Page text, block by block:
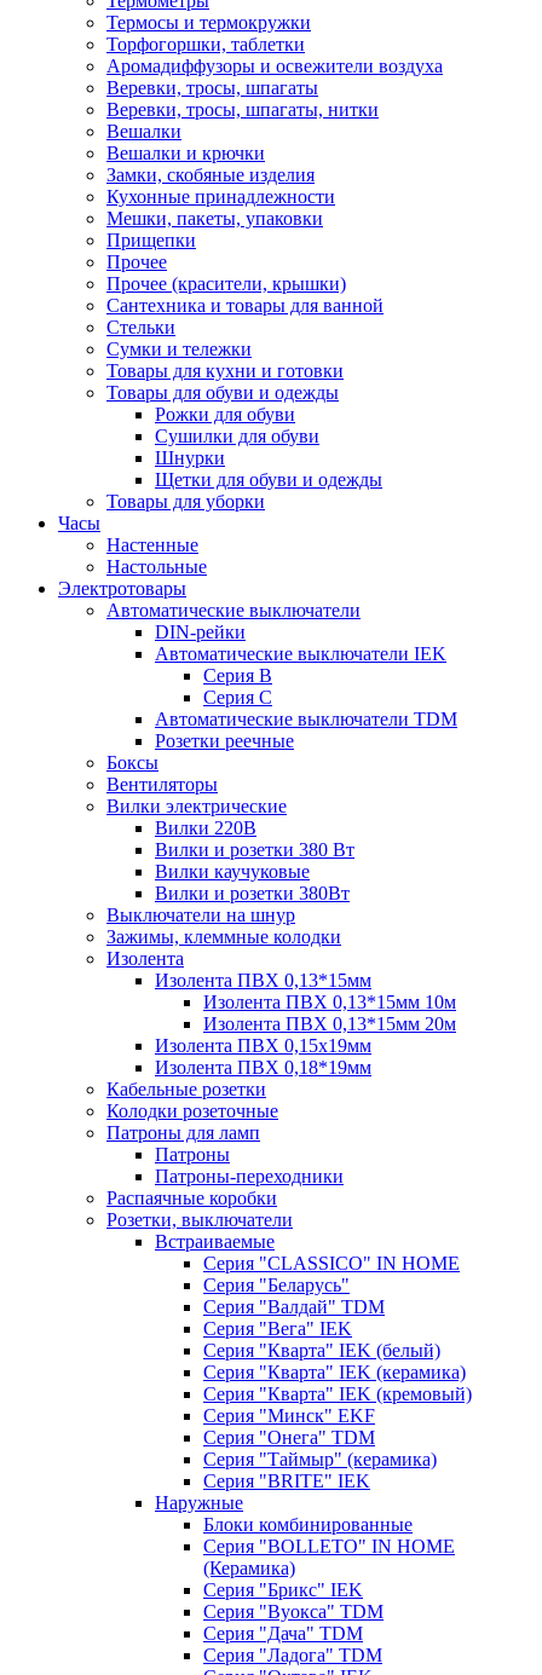
Термосы и термокружки
Торфогоршки, таблетки
Аромадиффузоры и освежители воздуха
Веревки, тросы, шпагаты
Веревки, тросы, шпагаты, нитки
Вешалки
Вешалки и крючки
Замки, скобяные изделия
Кухонные принадлежности
Мешки, пакеты, упаковки
Прищепки
Прочее
Прочее (красители, крышки)
Сантехника и товары для ванной
Стельки
Сумки и тележки
Товары для кухни и готовки
Товары для обуви и одежды
Рожки для обуви
Сушилки для обуви
Шнурки
Щетки для обуви и одежды
Товары для уборки
Часы
Настенные
Настольные
Электротовары
Автоматические выключатели
DIN-рейки
Автоматические выключатели IEK
Серия B
Серия С
Автоматические выключатели TDM
Розетки реечные
Боксы
Вентиляторы
Вилки электрические
Вилки 220В
Вилки и розетки 380 Вт
Вилки каучуковые
Вилки и розетки 380Вт
Выключатели на шнур
Зажимы, клеммные колодки
Изолента
Изолента ПВХ 0,13*15мм
Изолента ПВХ 0,13*15мм 10м
Изолента ПВХ 0,13*15мм 20м
Изолента ПВХ 0,15х19мм
Изолента ПВХ 0,18*19мм
Кабельные розетки
Колодки розеточные
Патроны для ламп
Патроны
Патроны-переходники
Распаячные коробки
Розетки, выключатели
Встраиваемые
Серия "CLASSICO" IN HOME
Серия "Беларусь"
Серия "Валдай" TDM
Серия "Вега" IEK
Серия "Кварта" IEK (белый)
Серия "Кварта" IEK (керамика)
Серия "Кварта" IEK (кремовый)
Серия "Минск" EKF
Серия "Онега" TDM
Серия "Таймыр" (керамика)
Серия "BRITE" IEK
Наружные
Блоки комбинированные
Серия "BОLLETO" IN HOME
(Керамика)
Серия "Брикс" IEK
Серия "Вуокса" TDM
Серия "Дача" TDM
Серия "Ладога" TDM